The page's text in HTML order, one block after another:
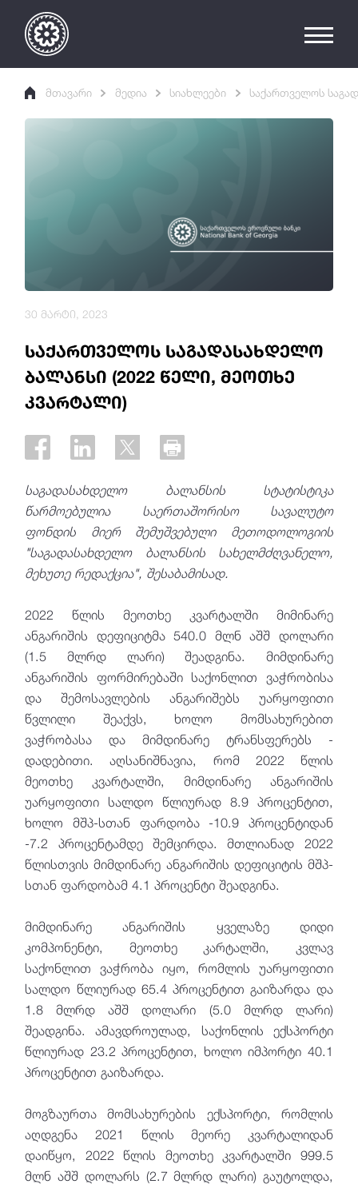
მთავარი მედია სიახლეები საქართველოს
საქართველოს საგადასახდელო
ბალანსი (2022 წელი, მეოთხე
კვარტალი)
30 მარტი, 2023
საგადასახდელო ბალანსის სტატისტიკა
წარმოებულია საერთაშორისო სავალუტო
ფონდის მიერ შემუშვებული მეთოდოლოგიის
"საგადასახდელო ბალანსის სახელმძღვანელო,
მეხუთე რედაქცია", შესაბამისად.
2022 წლის მეოთხე კვარტალში მიმინარე
ანგარიშის დეფიციტმა 540.0 მლნ აშშ დოლარი
(1.5 მლრდ ლარი) შეადგინა. მიმდინარე
ანგარიშის ფორმირებაში საქონლით ვაჭრობისა
და შემოსავლების ანგარიშებს უარყოფითი
წვლილი შეაქვს, ხოლო მომსახურებით
ვაჭრობასა და მიმდინარე ტრანსფერებს -
დადებითი. აღსანიშნავია, რომ 2022 წლის
მეოთხე კვარტალში, მიმდინარე ანგარიშის
უარყოფითი სალდო წლიურად 8.9 პროცენტით,
ხოლო მშპ-სთან ფარდობა -10.9 პროცენტიდან
-7.2 პროცენტამდე შემცირდა. მთლიანად 2022
წლისთვის მიმდინარე ანგარიშის დეფიციტის მშპ-
სთან ფარდობამ 4.1 პროცენტი შეადგინა.
მიმდინარე ანგარიშის ყველაზე დიდი
კომპონენტი, მეოთხე კარტალში, კვლავ
საქონლით ვაჭრობა იყო, რომლის უარყოფითი
სალდო წლიურად 65.4 პროცენტით გაიზარდა და
1.8 მლრდ აშშ დოლარი (5.0 მლრდ ლარი)
შეადგინა. ამავდროულად, საქონლის ექსპორტი
წლიურად 23.2 პროცენტით, ხოლო იმპორტი 40.1
პროცენტით გაიზარდა.
მოგზაურთა მომსახურების ექსპორტი, რომლის
აღდგენა 2021 წლის მეორე კვარტალიდან
დაიწყო, 2022 წლის მეოთხე კვარტალში 999.5
მლნ აშშ დოლარს (2.7 მლრდ ლარი) გაუტოლდა,